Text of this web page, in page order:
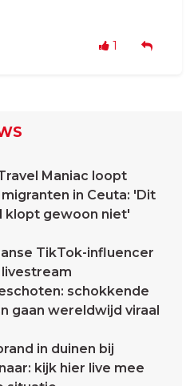
1
Maniac loopt
in Ceuta: 'Dit
klopt gewoon niet'
TikTok-influencer
schokkende
gaan wereldwijd viraal
in duinen bij
kijk hier live mee